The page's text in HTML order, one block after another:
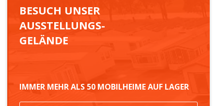
BESUCH UNSER
AUSSTELLUNGS-
GELÄNDE
IMMER MEHR ALS 50 MOBILHEIME AUF LAGER